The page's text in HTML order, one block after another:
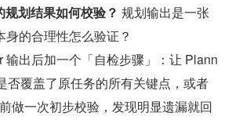
划结果如何校验？ 规划输出是一张
的合理性怎么验证？
输出后加一个「自检步骤」：让 Plann
否覆盖了原任务的所有关键点，或者
做一次初步校验，发现明显遗漏就回